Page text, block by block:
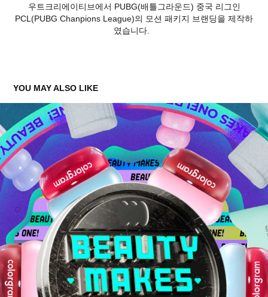
우트크리에이티브에서 PUBG(배틀그라운드) 중국 리그인
PCL(PUBG Chanpions League)의 모션 패키지 브랜딩을 제작하
였습니다.
YOU MAY ALSO LIKE
MAMA 2024 AWARD - CJ BRANDING FILM
2024